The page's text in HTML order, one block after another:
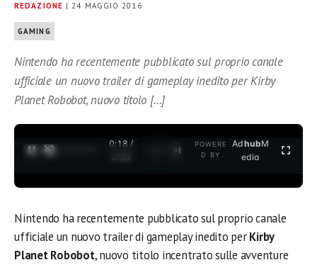
REDAZIONE | 24 MAGGIO 2016
GAMING
Nintendo ha recentemente pubblicato sul proprio canale
ufficiale un nuovo trailer di gameplay inedito per Kirby
Planet Robobot, nuovo titolo […]
0:18 /
3:35
POWERE
D BY
AdhubM
edia
Nintendo ha recentemente pubblicato sul proprio canale
ufficiale un nuovo trailer di gameplay inedito perKirby
Planet Robobot, nuovo titolo incentrato sulle avventure